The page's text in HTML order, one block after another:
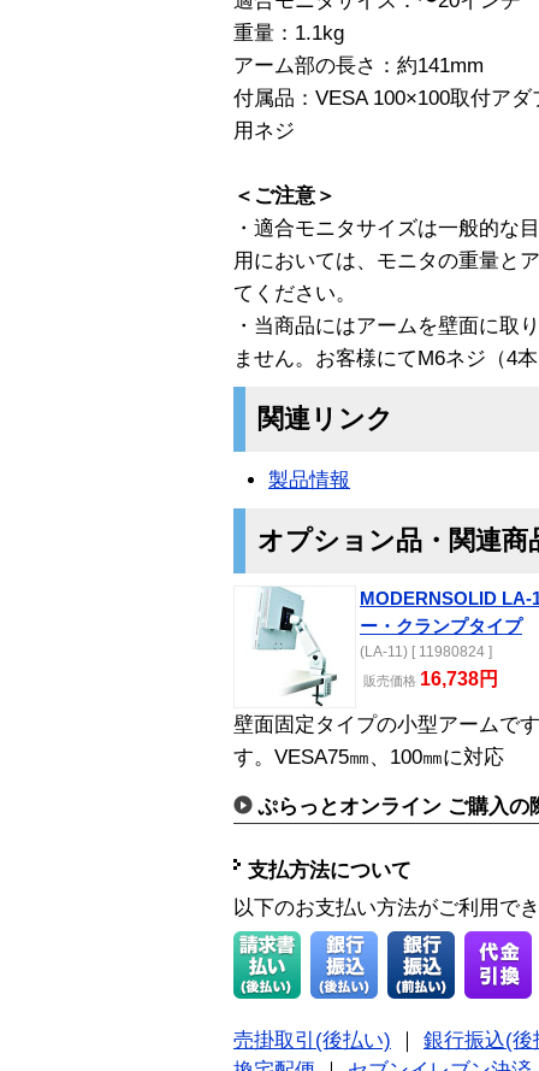
重量：1.1kg
アーム部の長さ：約141mm
付属品：VESA 100×100取付ア
用ネジ
＜ご注意＞
・適合モニタサイズは一般的な
用においては、モニタの重量と
てください。
・当商品にはアームを壁面に取
ません。お客様にてM6ネジ（4
関連リンク
製品情報
オプション品・関連商
MODERNSOLID LA-
ー・クランプタイプ
(LA-11) [ 11980824 ]
販売価格 16,738円
壁面固定タイプの小型アームで
す。VESA75㎜、100㎜に対応
ぷらっとオンライン ご購入の
支払方法について
以下のお支払い方法がご利用で
売掛取引(後払い)
銀行振込(後